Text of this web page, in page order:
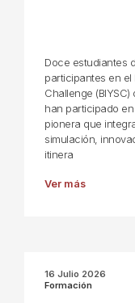
Doce estudiantes
participantes en el
Challenge
han participado
pionera que
simulación,
itinera
Ver más
16 Julio 2026
Formación